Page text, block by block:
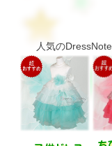
人気の